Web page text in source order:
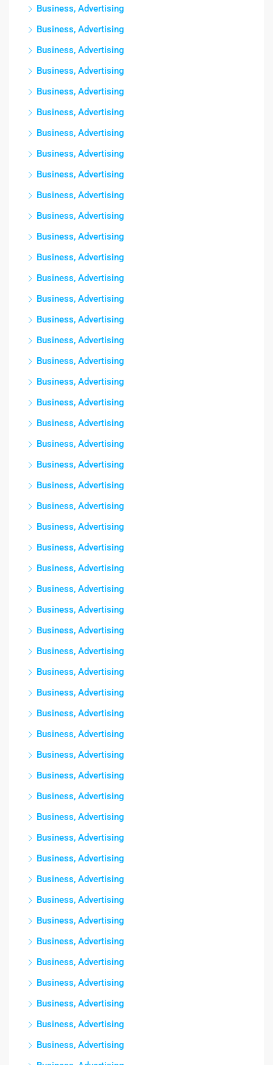
Business, Advertising
Business, Advertising
Business, Advertising
Business, Advertising
Business, Advertising
Business, Advertising
Business, Advertising
Business, Advertising
Business, Advertising
Business, Advertising
Business, Advertising
Business, Advertising
Business, Advertising
Business, Advertising
Business, Advertising
Business, Advertising
Business, Advertising
Business, Advertising
Business, Advertising
Business, Advertising
Business, Advertising
Business, Advertising
Business, Advertising
Business, Advertising
Business, Advertising
Business, Advertising
Business, Advertising
Business, Advertising
Business, Advertising
Business, Advertising
Business, Advertising
Business, Advertising
Business, Advertising
Business, Advertising
Business, Advertising
Business, Advertising
Business, Advertising
Business, Advertising
Business, Advertising
Business, Advertising
Business, Advertising
Business, Advertising
Business, Advertising
Business, Advertising
Business, Advertising
Business, Advertising
Business, Advertising
Business, Advertising
Business, Advertising
Business, Advertising
Business, Advertising